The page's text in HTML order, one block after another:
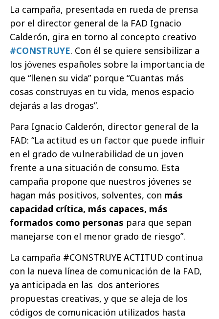
La campaña, presentada en rueda de prensa
por el director general de la FAD Ignacio
Calderón, gira en torno al concepto creativo
#CONSTRUYE. Con él se quiere sensibilizar a
los jóvenes españoles sobre la importancia de
que “llenen su vida” porque “Cuantas más
cosas construyas en tu vida, menos espacio
dejarás a las drogas”.
Para Ignacio Calderón, director general de la
FAD: “La actitud es un factor que puede influir
en el grado de vulnerabilidad de un joven
frente a una situación de consumo. Esta
campaña propone que nuestros jóvenes se
hagan más positivos, solventes, con más
capacidad crítica, más capaces, más
formados como personas para que sepan
manejarse con el menor grado de riesgo”.
La campaña #CONSTRUYE ACTITUD continua
con la nueva línea de comunicación de la FAD,
ya anticipada en las dos anteriores
propuestas creativas, y que se aleja de los
códigos de comunicación utilizados hasta